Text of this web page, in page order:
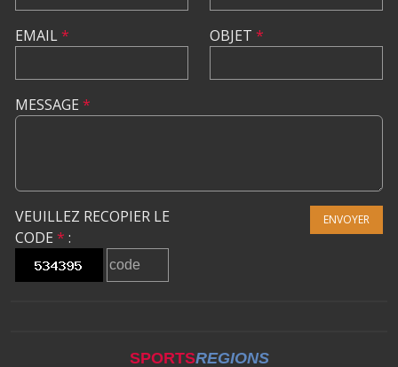
EMAIL* OBJET *
MESSAGE *
VEUILLEZ RECOPIER LE
CODE * :
ENVOYER
SPORTSREGIONS